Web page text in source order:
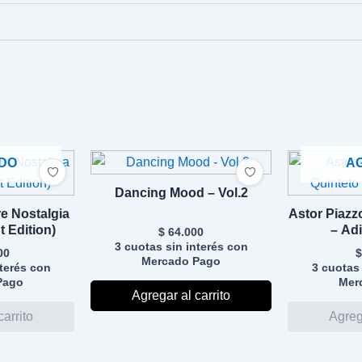
Nostalgia
Edition)
con
Dancing Mood – Vol.2
$ 64.000
3 cuotas sin interés con
Mercado Pago
Agregar al carrito
Astor
–
$
3